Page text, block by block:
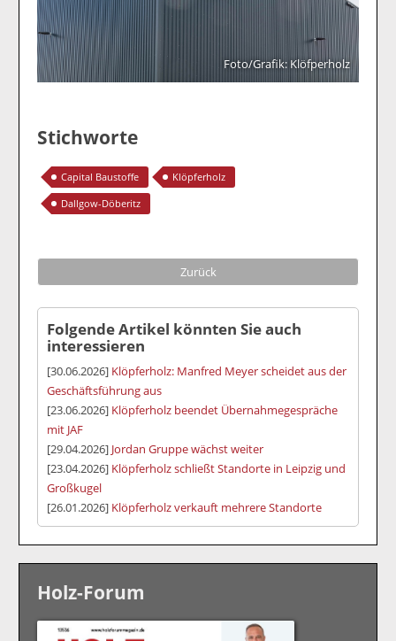
Foto/Grafik: Klöfperholz
Stichworte
Capital Baustoffe
Klöpferholz
Dallgow-Döberitz
Zurück
Folgende Artikel könnten Sie auch
interessieren
[30.06.2026] Klöpferholz: Manfred Meyer scheidet aus der
Geschäftsführung aus
[23.06.2026] Klöpferholz beendet Übernahmegespräche
mit JAF
[29.04.2026] Jordan Gruppe wächst weiter
[23.04.2026] Klöpferholz schließt Standorte in Leipzig und
Großkugel
[26.01.2026] Klöpferholz verkauft mehrere Standorte
Holz-Forum